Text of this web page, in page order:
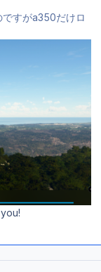
すがa350だけロ